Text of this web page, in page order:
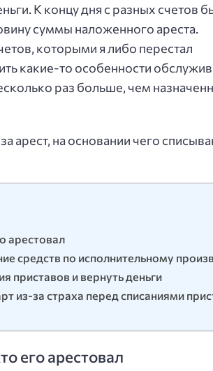
К концу дня с разных счетов
суммы наложенного ареста.
которыми я либо перестал
какие-то особенности
раз больше, чем
арест, на основании чего
арестовал
средств по исполнительному
приставов и вернуть деньги
из-за страха перед списаниями
его арестовал